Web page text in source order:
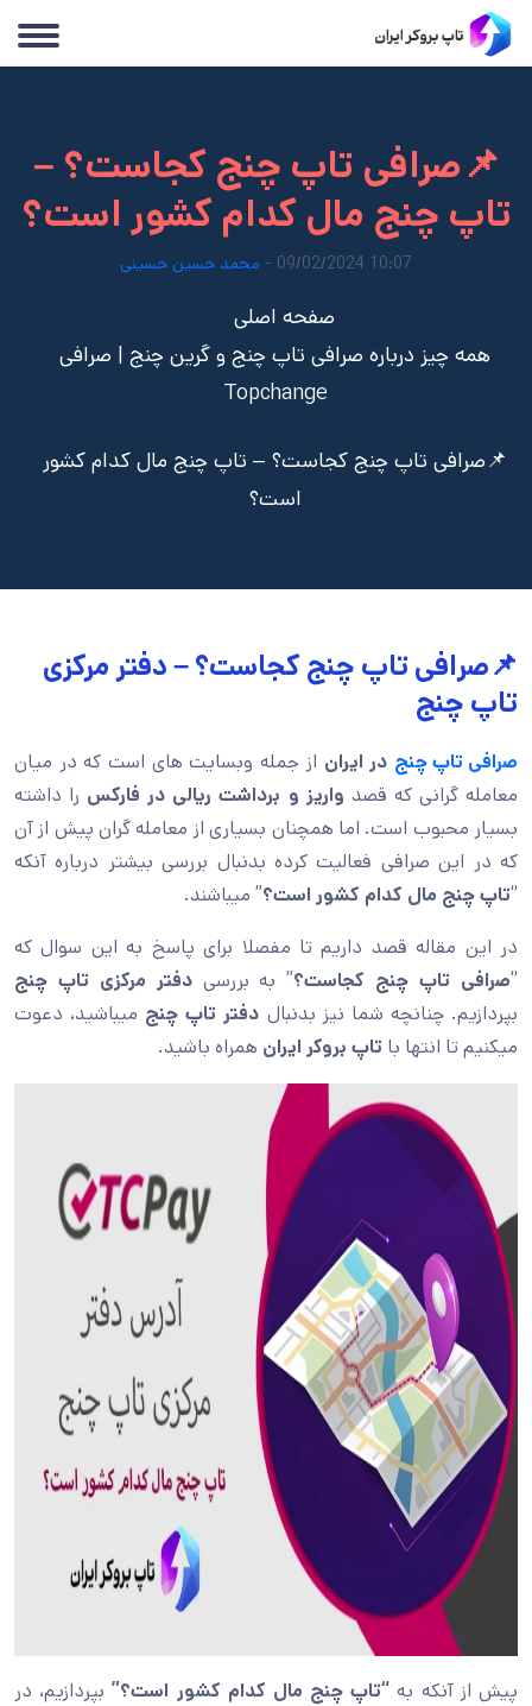
📌صرافی تاپ چنج کجاست؟ –
تاپ چنج مال کدام کشور است؟
10:07 09/02/2024 - محمد حسین حسینی
صفحه اصلی
همه چیز درباره صرافی تاپ چنج و گرین چنج | صرافی
Topchange
📌صرافی تاپ چنج کجاست؟ – تاپ چنج مال کدام کشور
است؟
📌صرافی تاپ چنج کجاست؟ – دفتر مرکزی
تاپ چنج
صرافی تاپ چنج در ایران از جمله وبسایت های است که در میان
معامله گرانی که قصد واریز و برداشت ریالی در فارکس را داشته
بسیار محبوب است. اما همچنان بسیاری از معامله گران پیش از آن
که در این صرافی فعالیت کرده بدنبال بررسی بیشتر درباره آنکه
“تاپ چنج مال کدام کشور است؟” میباشند.
در این مقاله قصد داریم تا مفصلا برای پاسخ به این سوال که
“صرافی تاپ چنج کجاست؟” به بررسیدفتر مرکزی تاپ چنج
بپردازیم. چنانچه شما نیز بدنبال دفتر تاپ چنج میباشید، دعوت
میکنیم تا انتها با تاپ بروکر ایران همراه باشید.
پیش از آنکه به “تاپ چنج مال کدام کشور است؟”بپردازیم، در